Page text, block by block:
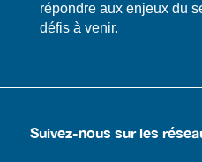
répondre aux enjeux du
défis à venir.
Suivez-nous sur les